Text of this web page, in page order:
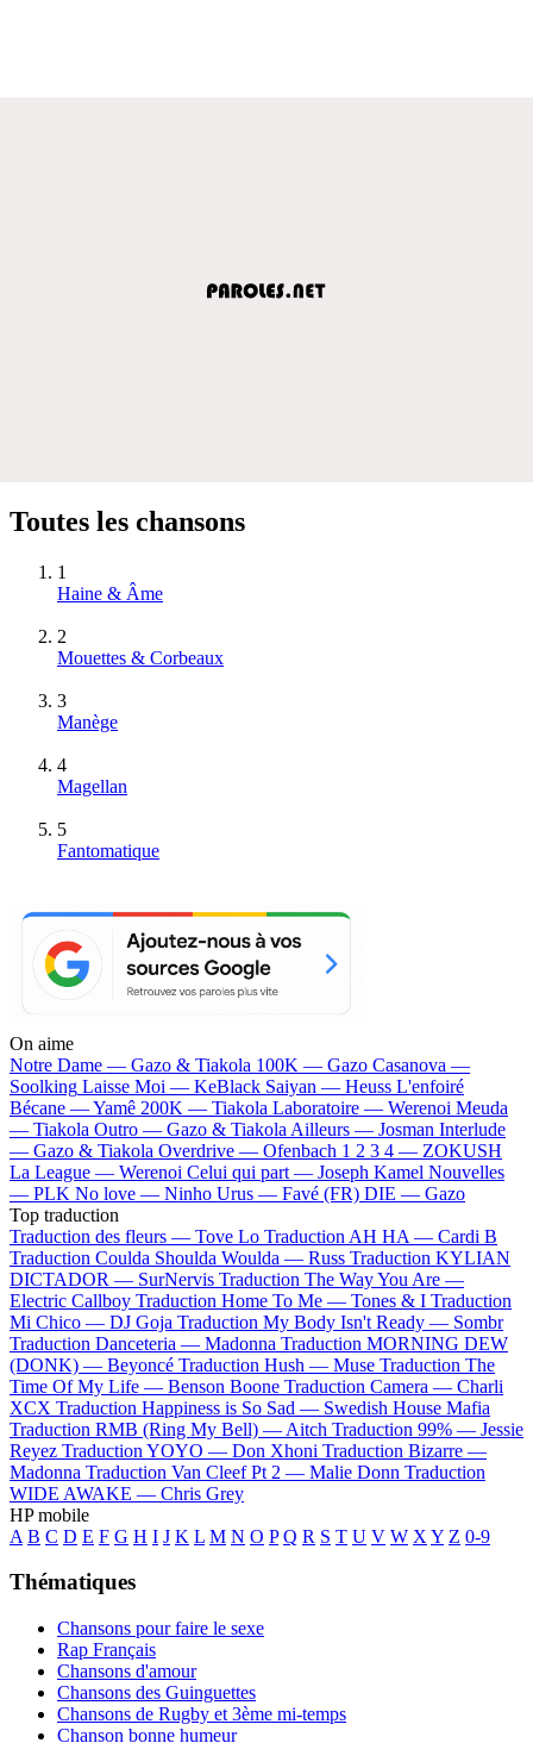
Toutes les chansons
1
Haine & Âme
2
Mouettes & Corbeaux
3
Manège
4
Magellan
5
Fantomatique
On aime
Notre Dame — Gazo & Tiakola 100K — Gazo Casanova —
Soolking Laisse Moi — KeBlack Saiyan — Heuss L'enfoiré
Bécane —Yamê 200K — Tiakola Laboratoire — Werenoi Meuda
— Tiakola Outro — Gazo & Tiakola Ailleurs — Josman Interlude
— Gazo & Tiakola Overdrive — Ofenbach 1 2 3 4 — ZOKUSH
La League — Werenoi Celui qui part — Joseph Kamel Nouvelles
— PLK No love — Ninho Urus — Favé (FR) DIE — Gazo
Top traduction
Traduction des fleurs — Tove Lo Traduction AH HA — Cardi B
Traduction Coulda Shoulda Woulda — Russ Traduction KYLIAN
DICTADOR — SurNervis Traduction The Way You Are —
Electric Callboy Traduction Home To Me — Tones & I Traduction
Mi Chico — DJ Goja Traduction My Body Isn't Ready — Sombr
Traduction Danceteria — Madonna Traduction MORNING DEW
(DONK) — Beyoncé Traduction Hush — Muse Traduction The
Time Of My Life — Benson Boone Traduction Camera — Charli
XCX Traduction Happiness is So Sad — Swedish House Mafia
Traduction RMB (Ring My Bell) — Aitch Traduction 99% — Jessie
Reyez Traduction YOYO — Don Xhoni Traduction Bizarre —
Madonna Traduction Van Cleef Pt 2 — Malie Donn Traduction
WIDE AWAKE — Chris Grey
HP mobile
A B C D E F G H I J K L M N O P Q R S T U V W X Y Z 0-9
Thématiques
Chansons pour faire le sexe
Rap Français
Chansons d'amour
Chansons des Guinguettes
Chansons de Rugby et 3ème mi-temps
Chanson bonne humeur